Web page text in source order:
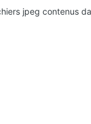
jpeg contenus